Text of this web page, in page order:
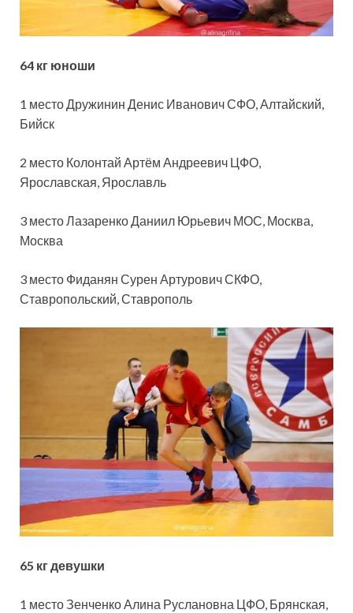
64 кг юноши
1 место Дружинин Денис Иванович СФО, Алтайский,
Бийск
2 место Колонтай Артём Андреевич ЦФО,
Ярославская, Ярославль
3 место Лазаренко Даниил Юрьевич МОС, Москва,
Москва
3 место Фиданян Сурен Артурович СКФО,
Ставропольский, Ставрополь
65 кг девушки
1 место Зенченко Алина Руслановна ЦФО, Брянская,